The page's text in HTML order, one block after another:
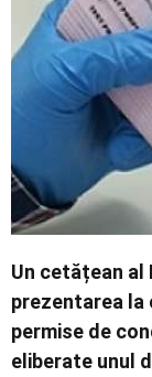
Contact
Un cetățean
prezentarea
permise de
eliberate unul